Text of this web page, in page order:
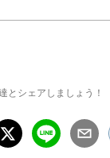
す
真
さ
とシェアしましょう！